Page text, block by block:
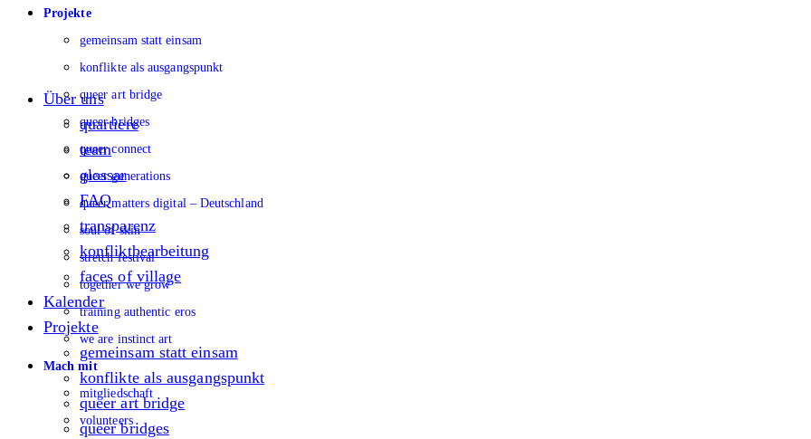
Projekte
gemeinsam statt einsam
konflikte als ausgangspunkt
queer art bridge
queer bridges
queer connect
queer generations
queer matters digital – Deutschland
soul of skin
stretch festival
together we grow
training authentic eros
we are instinct art
Mach mit
mitgliedschaft
volunteers
Über uns
quartiere
team
glossar
FAQ
transparenz
konfliktbearbeitung
faces of village
Kalender
Projekte
gemeinsam statt einsam
konflikte als ausgangspunkt
queer art bridge
queer bridges